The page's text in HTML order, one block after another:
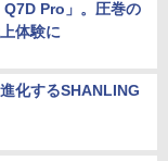
Pro」。圧巻の
体験に
化するSHANLING